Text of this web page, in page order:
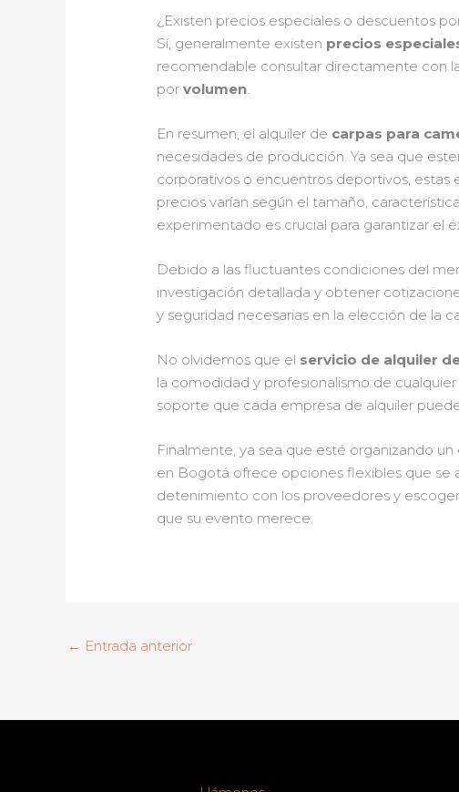
¿Existen precios especiales o descuentos
Sí, generalmente existen precios
recomendable consultar directamente con
porvolumen.
En resumen, el alquiler de carpas para
necesidades de producción. Ya sea que
corporativos o encuentros deportivos, estas
precios varían según el tamaño,
experimentado es crucial para garantizar el
Debido a las fluctuantes condiciones del
investigación detallada y obtener
y seguridad necesarias en la elección de la
No olvidemos que el servicio de alquiler
la comodidad y profesionalismo de
soporte que cada empresa de alquiler
Finalmente, ya sea que esté organizando
en Bogotá ofrece opciones flexibles que se
detenimiento con los proveedores y
que su evento merece.
← Entrada anterior